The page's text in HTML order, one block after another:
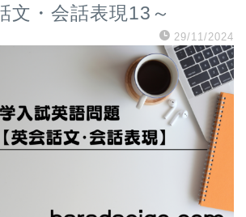
文・会話表現13～
29/11/2024